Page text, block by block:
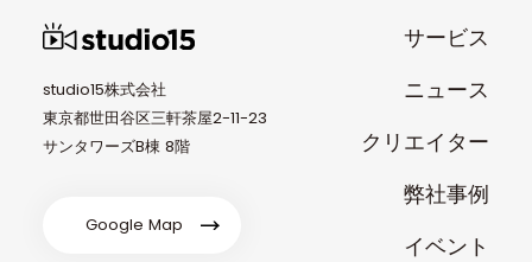
studio15株式会社
東京都世田谷区三軒茶屋2-11-23
サンタワーズB棟 8階
Google Map
サービス
ニュース
クリエイター
弊社事例
イベント